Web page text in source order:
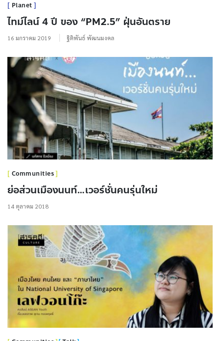
Planet
ไทม์ไลน์ 4 ปี ของ “PM2.5” ฝุ่นอันตราย
16 มกราคม 2019 ฐิติพันธ์ พัฒนมงคล
Communities
ย่อส่วนเมืองนนท์…เวอร์ชั่นคนรุ่นใหม่
14 ตุลาคม 2018